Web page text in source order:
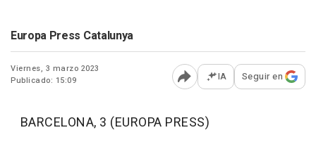
Europa Press Catalunya
Viernes, 3 marzo 2023
Publicado: 15:09
Abrir opciones para
IA Seguir en
BARCELONA, 3 (EUROPA PRESS)